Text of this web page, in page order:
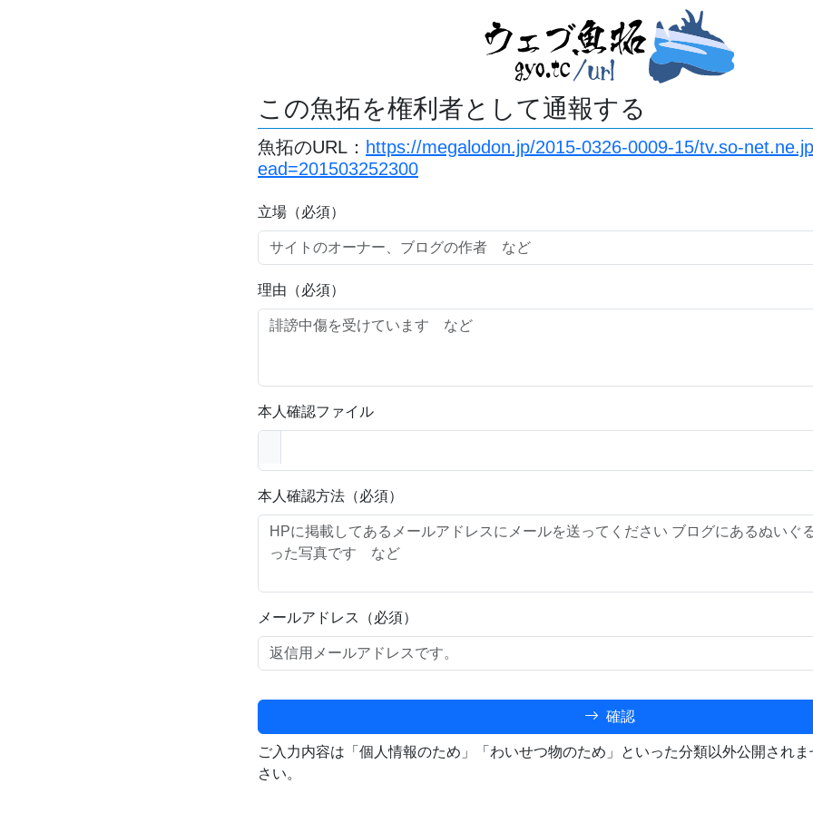
この魚拓を権利者として通報する
魚拓のURL： https://megalodon.jp/2015-0326-0009-15/tv.so-
ead=201503252300
立場（必須）
理由（必須）
本人確認ファイル
本人確認方法（必須）
メールアドレス（必須）
確認
ご入力内容は「個人情報のため」「わいせつ物のため」といった分類以外公開され
さい。